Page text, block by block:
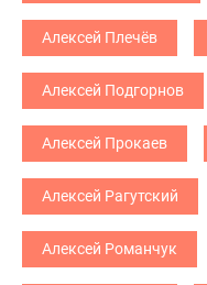
Алексей Плечёв
Алексей Подгорнов
Алексей Прокаев
Алексей Рагутский
Алексей Романчук